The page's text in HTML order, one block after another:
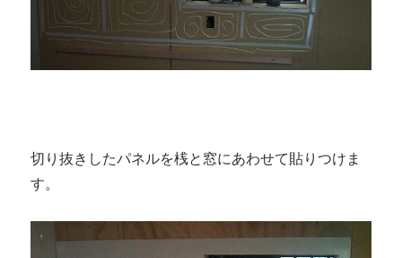
切り抜きしたパネルを桟と窓にあわせて貼りつけま
す。